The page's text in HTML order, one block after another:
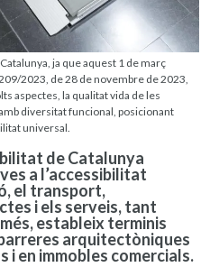
ja que aquest 1 de març
2023, de 28 de novembre de 2023,
aspectes, la qualitat vida de les
diversitat funcional, posicionant
universal.
de Catalunya
a l’accessibilitat
el transport,
i els serveis, tant
estableix terminis
arquitectòniques
i en immobles comercials.